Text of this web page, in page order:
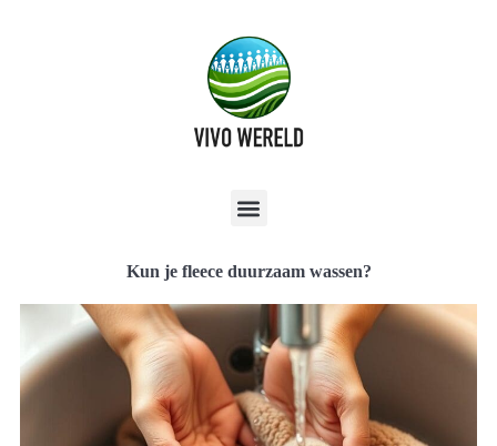
Kun je fleece duurzaam wassen?